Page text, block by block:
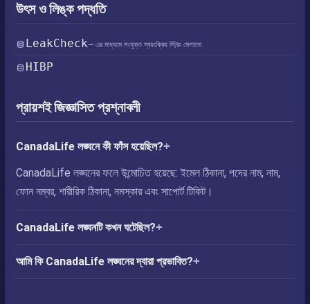
উৎস ও লিঙ্ক পদ্ধতি
LeakCheck— এর মাধ্যমে সংযুক্ত স্বয়ংক্রিয় স্ট্রিং মেলানো
HIBP
প্রায়শই জিজ্ঞাসিত প্রশ্নাবলী
CanadaLife লঙ্ঘনে কী ফাঁস হয়েছিল?
CanadaLife লঙ্ঘনের ফলে উন্মোচিত হয়েছে: ইমেল ঠিকানা, পদের নাম, নাম,
ফোন নম্বর, শারীরিক ঠিকানা, নমস্কার এবং সাপোর্ট টিকিট।
CanadaLife লঙ্ঘনটি কখন ঘটেছিল?
আমি কি CanadaLife লঙ্ঘনের দ্বারা প্রভাবিত?